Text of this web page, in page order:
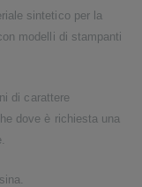
sintetico per la
modelli di stampanti
di carattere
dove è richiesta una